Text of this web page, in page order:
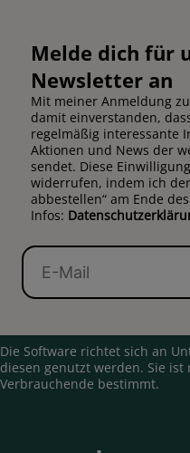
Melde dich für
Newsletter an
Mit meiner Anmeldung
damit einverstanden,
regelmäßig interessante
Aktionen und News der
sendet. Diese
widerrufen, indem ich
abbestellen“ am Ende
Infos:
E-
Mail
Die Software richtet sich an
diesen genutzt werden. Sie
Verbrauchende bestimmt.